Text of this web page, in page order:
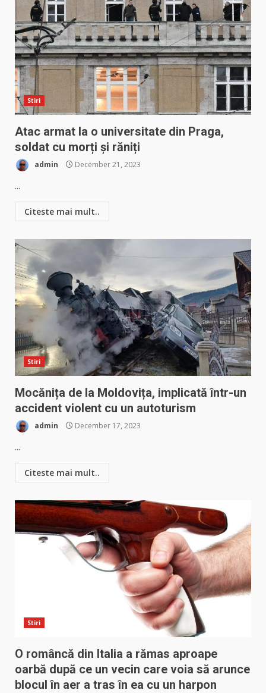
Stiri
Atac armat la o universitate din Praga,
soldat cu morți și răniți
admin December 21, 2023
...
Citeste mai mult..
Stiri
Mocănița de la Moldovița, implicată într-un
accident violent cu un autoturism
admin December 17, 2023
...
Citeste mai mult..
Stiri
O româncă din Italia a rămas aproape
oarbă după ce un vecin care voia să arunce
blocul în aer a tras în ea cu un harpon